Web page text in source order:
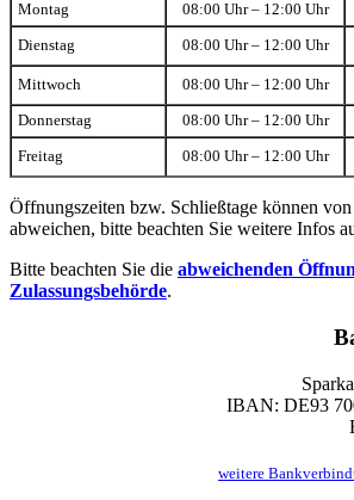
Montag 08:00 Uhr – 12:00 Uhr
Dienstag 08:00 Uhr – 12:00 Uhr
Mittwoch 08:00 Uhr – 12:00 Uhr
Donnerstag 08:00 Uhr – 12:00 Uhr
Freitag 08:00 Uhr – 12:00 Uhr
Öffnungszeiten bzw. Schließtage können
abweichen, bitte beachten Sie weitere Infos
Bitte beachten Sie die abweichenden
Zulassungsbehörde.
IBAN: DE93
weitere